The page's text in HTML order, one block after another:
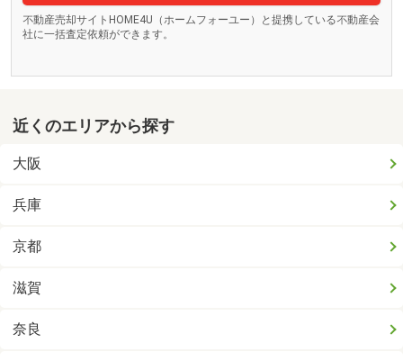
不動産売却サイトHOME4U（ホームフォーユー）と提携している不動産会
社に一括査定依頼ができます。
近くのエリアから探す
大阪
兵庫
京都
滋賀
奈良